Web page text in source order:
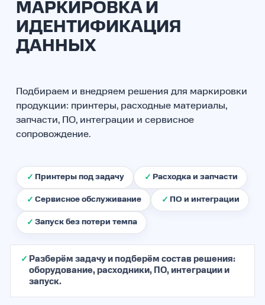
МАРКИРОВКА И
ИДЕНТИФИКАЦИЯ
ДАННЫХ
Подбираем и внедряем решения для маркировки
продукции: принтеры, расходные материалы,
запчасти, ПО, интеграции и сервисное
сопровождение.
Принтеры под задачу Расходка и запчасти
Сервисное обслуживание ПО и интеграции
Запуск без потери темпа
Разберём задачу и подберём состав решения:
оборудование, расходники, ПО, интеграции и
запуск.